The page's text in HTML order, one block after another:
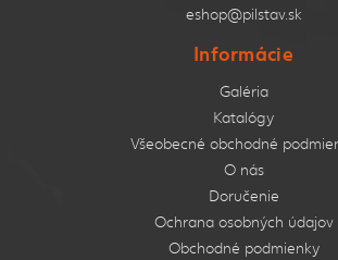
eshop@pilstav.sk
Informácie
Galéria
Katalógy
Všeobecné obchodné
O nás
Doručenie
Ochrana osobných údajov
Obchodné podmienky